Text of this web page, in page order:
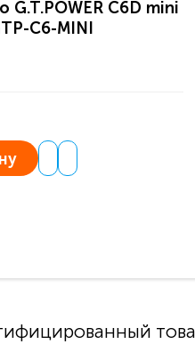
G.T.POWER C6D mini
C6-MINI